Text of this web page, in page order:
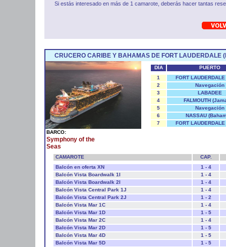
Si estás interesado en más de 1 camarote, deberás hacer tantas
CRUCERO CARIBE Y BAHAMAS DE FORT LAUDERDALE
BARCO:
Symphony of the
Seas
DÍA
PUERTO
1
FORT
2
Navegación
3
LABADEE
4
FALMOUTH
5
Navegación
6
NASSAU
7
FORT
CAMAROTE
CAP.
Balcón en oferta XN
1 - 4
Balcón Vista Boardwalk 1I
1 - 4
Balcón Vista Boardwalk 2I
1 - 4
Balcón Vista Central Park 1J
1 - 4
Balcón Vista Central Park 2J
1 - 2
Balcón Vista Mar 1C
1 - 4
Balcón Vista Mar 1D
1 - 5
Balcón Vista Mar 2C
1 - 4
Balcón Vista Mar 2D
1 - 5
Balcón Vista Mar 4D
1 - 5
Balcón Vista Mar 5D
1 - 5